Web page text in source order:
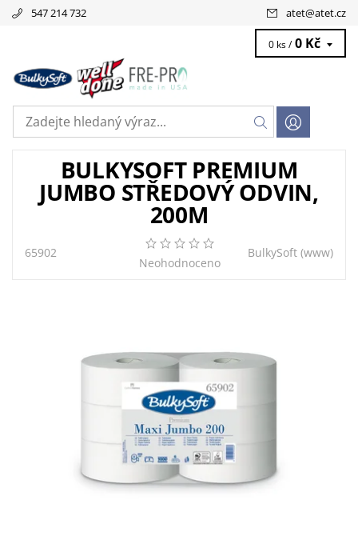
547 214 732 atet@atet.cz
0 ks / 0 Kč
BULKYSOFT PREMIUM
JUMBO STŘEDOVÝ ODVIN,
200M
65902
Neohodnoceno
BulkySoft (www)